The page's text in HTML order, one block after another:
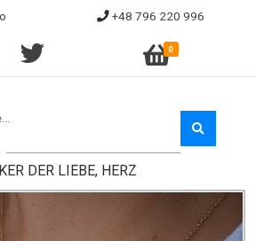
+48 796 220 996
0
DER LIEBE, HERZ